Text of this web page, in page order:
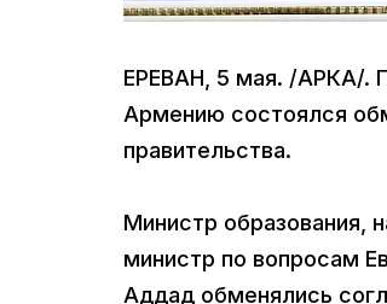
ЕРЕВАН, 5 мая. /АРКА/.
Армению состоялся
правительства.
Министр образования,
министр по вопросам
Аддад обменялись